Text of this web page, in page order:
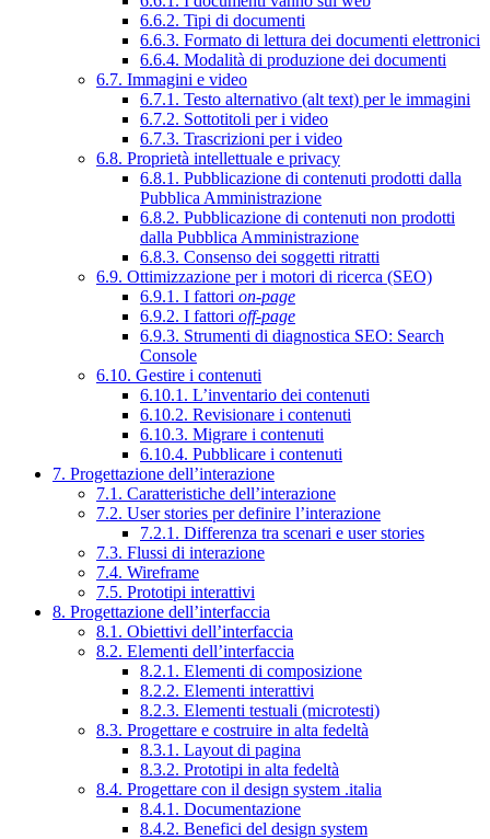
6.6.2. Tipi di documenti
6.6.3. Formato di lettura dei documenti elettronici
6.6.4. Modalità di produzione dei documenti
6.7. Immagini e video
6.7.1. Testo alternativo (alt text) per le immagini
6.7.2. Sottotitoli per i video
6.7.3. Trascrizioni per i video
6.8. Proprietà intellettuale e privacy
6.8.1. Pubblicazione di contenuti prodotti dalla
Pubblica Amministrazione
6.8.2. Pubblicazione di contenuti non prodotti
dalla Pubblica Amministrazione
6.8.3. Consenso dei soggetti ritratti
6.9. Ottimizzazione per i motori di ricerca (SEO)
6.9.1. I fattori on-page
6.9.2. I fattori off-page
6.9.3. Strumenti di diagnostica SEO: Search
Console
6.10. Gestire i contenuti
6.10.1. L’inventario dei contenuti
6.10.2. Revisionare i contenuti
6.10.3. Migrare i contenuti
6.10.4. Pubblicare i contenuti
7. Progettazione dell’interazione
7.1. Caratteristiche dell’interazione
7.2. User stories per definire l’interazione
7.2.1. Differenza tra scenari e user stories
7.3. Flussi di interazione
7.4. Wireframe
7.5. Prototipi interattivi
8. Progettazione dell’interfaccia
8.1. Obiettivi dell’interfaccia
8.2. Elementi dell’interfaccia
8.2.1. Elementi di composizione
8.2.2. Elementi interattivi
8.2.3. Elementi testuali (microtesti)
8.3. Progettare e costruire in alta fedeltà
8.3.1. Layout di pagina
8.3.2. Prototipi in alta fedeltà
8.4. Progettare con il design system .italia
8.4.1. Documentazione
8.4.2. Benefici del design system